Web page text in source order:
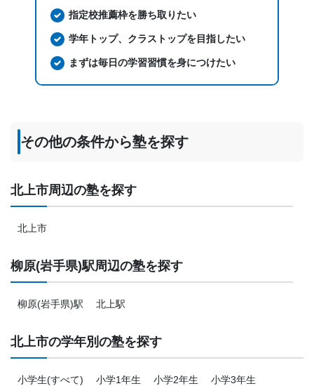
指定校推薦枠を勝ち取りたい
学年トップ、クラストップを目指したい
まずは毎日の学習習慣を身につけたい
その他の条件から塾を探す
北上市周辺の塾を探す
北上市
柳原(岩手県)駅周辺の塾を探す
柳原(岩手県)駅 北上駅
北上市の学年別の塾を探す
小学生(すべて) 小学1年生 小学2年生
小学3年生